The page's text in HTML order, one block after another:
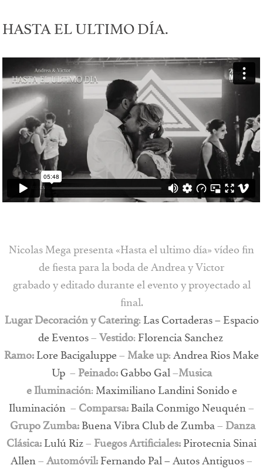
Contacto
Vimeo
Facebook
HASTA EL ULTIMO DÍA.
Nicolas Mega presenta «Hasta el ultimo día» vídeo fin
de fiesta para la boda de Andrea y Victor
grabado y editado durante el evento y proyectado al
final.
Lugar Decoración y Catering: Las Cortaderas – Espacio
de Eventos–Vestido: Florencia Sanchez
Ramo:Lore Bacigaluppe– Make up:Andrea Rios Make
Up– Peinado:Gabbo Gal–Musica
eIluminación:Maximiliano Landini Sonido e
Iluminación – Comparsa:Baila Conmigo Neuquén–
Grupo Zumba:Buena Vibra Club de Zumba– Danza
Clásica:Lulú Riz– Fuegos Artificiales:Pirotecnia Sinai
Allen–Automóvil:Fernando Pal – Autos Antiguos–